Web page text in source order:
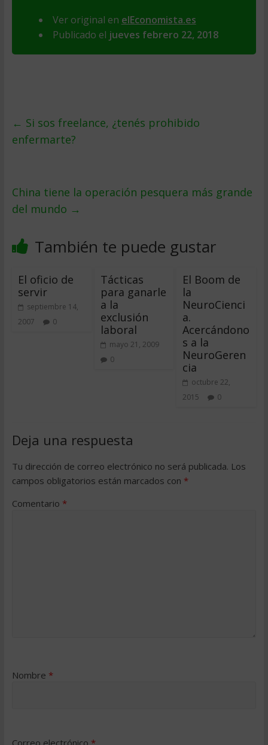
Ver original en elEconomista.es
Publicado el jueves febrero 22, 2018
← Si sos freelance, ¿tenés prohibido
enfermarte?
China tiene la operación pesquera más grande
del mundo →
También te puede gustar
El oficio de
servir
septiembre 14,
2007
0
Tácticas
para ganarle
a la
exclusión
laboral
mayo 21, 2009
0
El Boom de
la
NeuroCienci
a.
Acercándono
s a la
NeuroGeren
cia
octubre 22,
2015
0
Deja una respuesta
Tu dirección de correo electrónico no será publicada. Los
campos obligatorios están marcados con *
Comentario *
Nombre *
Correo electrónico *